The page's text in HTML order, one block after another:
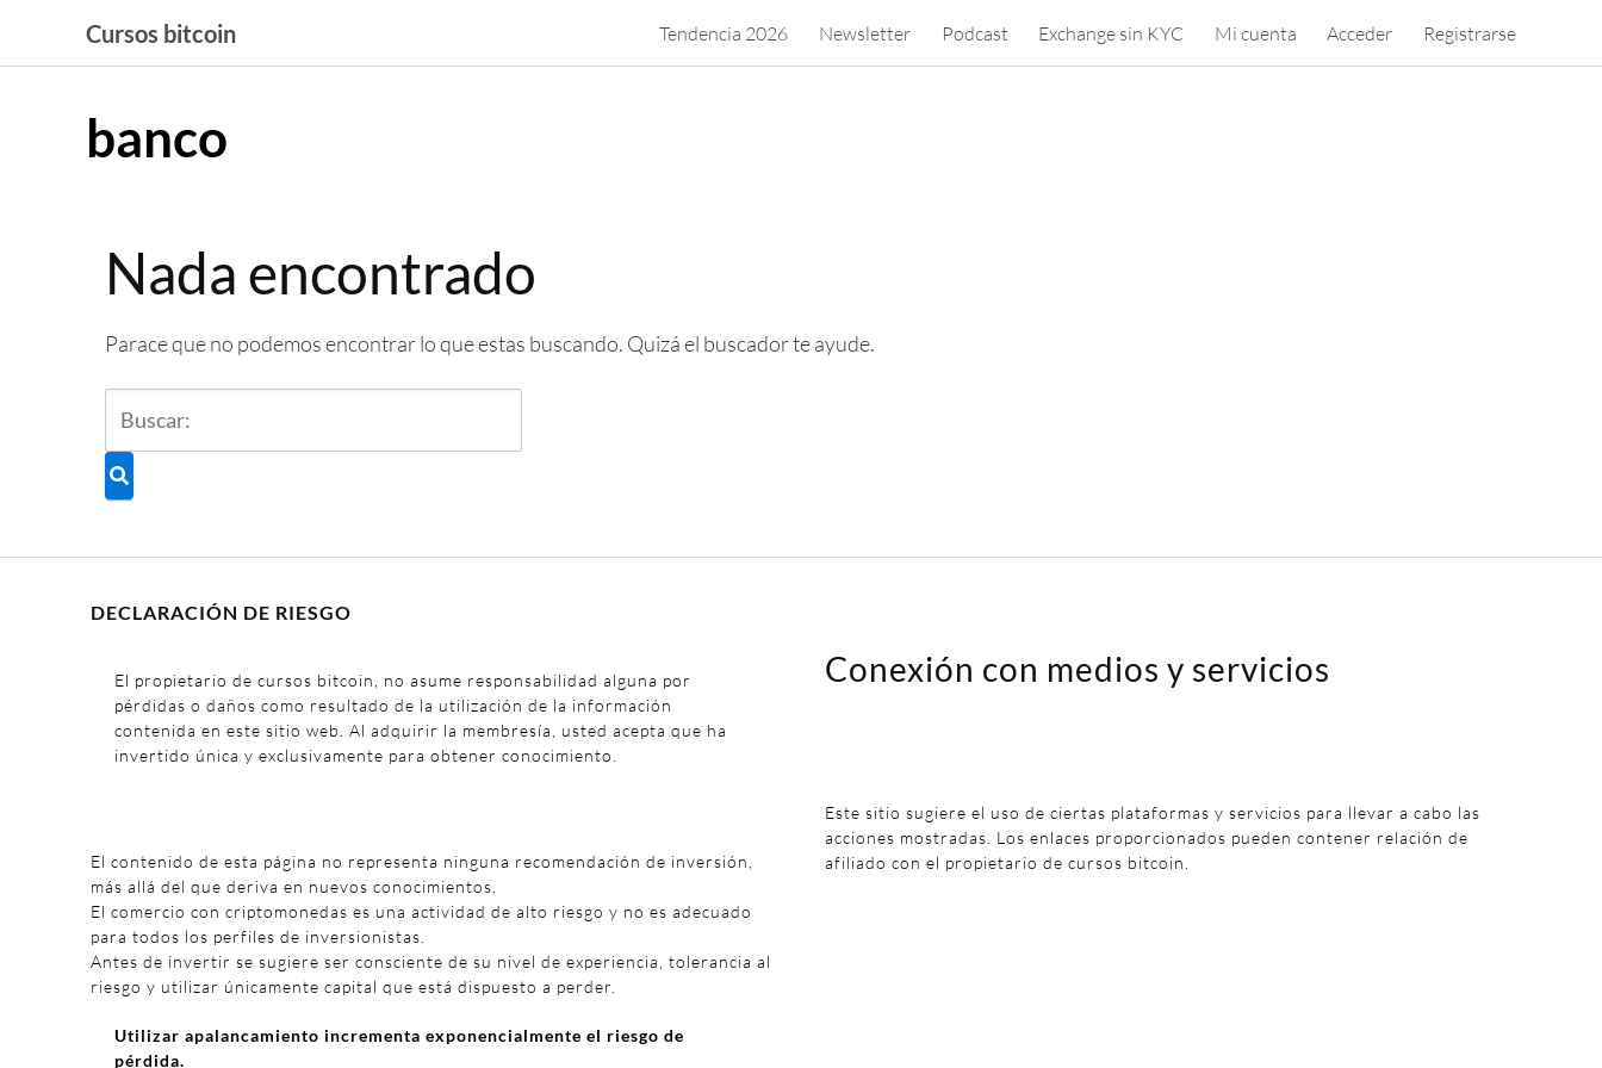
contenido
Cursos bitcoin Tendencia 2026 Newsletter Podcast Exchange sin KYC Mi cuenta Acceder Registrarse
banco
Nada encontrado
Parace que no podemos encontrar lo que estas buscando. Quizá el buscador te ayude.
DECLARACIÓN DE RIESGO
El propietario de cursos bitcoin, no asume responsabilidad alguna por
pérdidas o daños como resultado de la utilización de la información
contenida en este sitio web. Al adquirir la membresía, usted acepta que ha
invertido única y exclusivamente para obtener conocimiento.
El contenido de esta página no representa ninguna recomendación de inversión,
más allá del que deriva en nuevos conocimientos.
El comercio con criptomonedas es una actividad de alto riesgo y no es adecuado
para todos los perfiles de inversionistas.
Antes de invertir se sugiere ser consciente de su nivel de experiencia, tolerancia al
riesgo y utilizar únicamente capital que está dispuesto a perder.
Utilizar apalancamiento incrementa exponencialmente el riesgo de
pérdida.
Conexión con medios y servicios
Este sitio sugiere el uso de ciertas plataformas y servicios para llevar a cabo las
acciones mostradas. Los enlaces proporcionados pueden contener relación de
afiliado con el propietario de cursos bitcoin.